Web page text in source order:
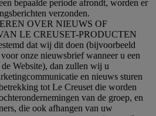
bepaalde periode afrondt, worden er
verzonden.
OVER NIEUWS OF
LE CREUSET-PRODUCTEN
dat wij dit doen (bijvoorbeeld
onze nieuwsbrief wanneer u een
Website), dan zullen wij u
en nieuws sturen
tot Le Creuset die worden
van de groep, en
die ook afhangen van uw